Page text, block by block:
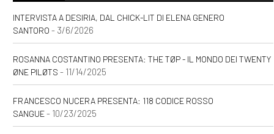
INTERVISTA A DESIRIA, DAL CHICK-LIT DI ELENA GENERO
SANTORO - 3/6/2026
ROSANNA COSTANTINO PRESENTA: THE TØP - IL MONDO DEI TWENTY
ØNE PILØTS - 11/14/2025
FRANCESCO NUCERA PRESENTA: 118 CODICE ROSSO
SANGUE- 10/23/2025